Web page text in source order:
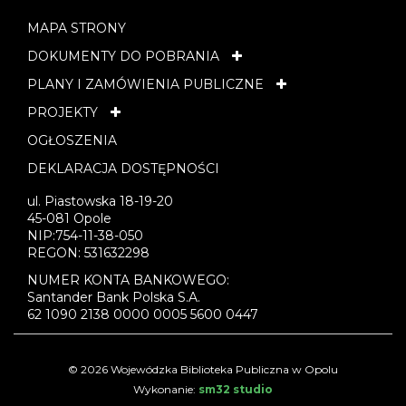
MAPA STRONY
DOKUMENTY DO POBRANIA
PLANY I ZAMÓWIENIA PUBLICZNE
PROJEKTY
OGŁOSZENIA
DEKLARACJA DOSTĘPNOŚCI
ul. Piastowska 18-19-20
45-081 Opole
NIP:754-11-38-050
REGON: 531632298
NUMER KONTA BANKOWEGO:
Santander Bank Polska S.A.
62 1090 2138 0000 0005 5600 0447
© 2026 Wojewódzka Biblioteka Publiczna w Opolu
Wykonanie: sm32 studio